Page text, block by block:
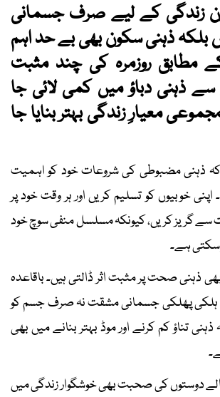
زندگی کے لیے صرف جسمانی
ذہنی سکون بھی بے حد اہم
مطابق روزمرہ کی چند مثبت
سے ذہنی دباؤ میں کمی لائی جا
معیارِ زندگی بہتر بنایا جا
کہ ذہنی مضبوطی کی شروعات خود کو اہمیت
خوبیوں کو تسلیم کریں اور ہر وقت خود پر
سے گریز کریں، کیونکہ مسلسل منفی سوچ خود
سکتی ہے۔
ذہنی صحت پر مثبت اثر ڈالتی ہیں۔ باقاعدہ
ہلکی پھلکی جسمانی مشقت نہ صرف جسم کو
تناؤ کم کرنے اور موڈ بہتر بنانے میں بھی
دوستوں کی صحبت بھی خوشگوار زندگی میں